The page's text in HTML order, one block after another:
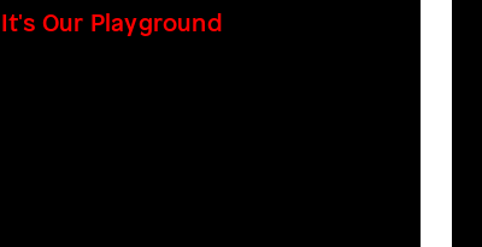
It's Our Playground